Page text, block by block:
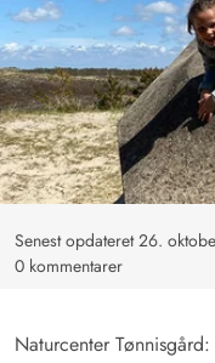
Senest opdateret 26.
0 kommentarer
Naturcenter